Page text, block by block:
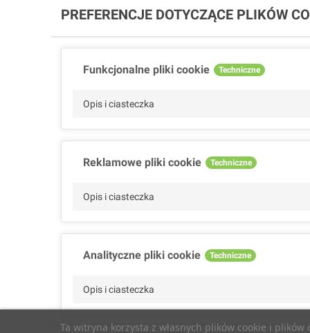
Ta witryna korzysta z własnych plików cookie i
PREFERENCJE DOTYCZĄCE PLIKÓW
Funkcjonalne pliki cookie Techniczne
Opis i ciasteczka
Reklamowe pliki cookie Techniczne
Opis i ciasteczka
Analityczne pliki cookie Techniczne
Opis i ciasteczka